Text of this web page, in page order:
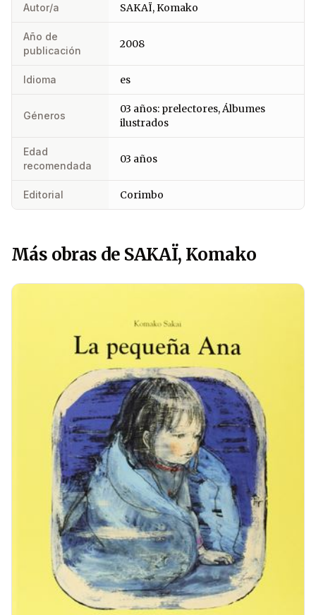
Autor/a SAKAÏ, Komako
Año de
publicación
2008
Idioma es
Géneros
03 años: prelectores, Álbumes
ilustrados
Edad
recomendada
03 años
Editorial Corimbo
Más obras de SAKAÏ, Komako